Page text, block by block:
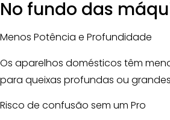
No fundo das
Menos Potência e Profundidade
Os aparelhos domésticos têm
para queixas profundas ou
Risco de confusão sem um Pro